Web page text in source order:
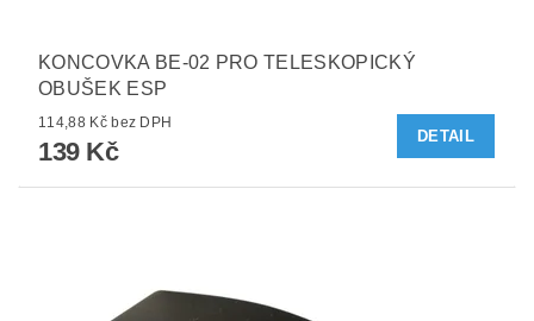
KONCOVKA BE-02 PRO TELESKOPICKÝ
OBUŠEK ESP
114,88 Kč bez DPH
139 Kč
DETAIL